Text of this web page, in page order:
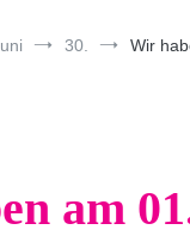
30. Wir
am